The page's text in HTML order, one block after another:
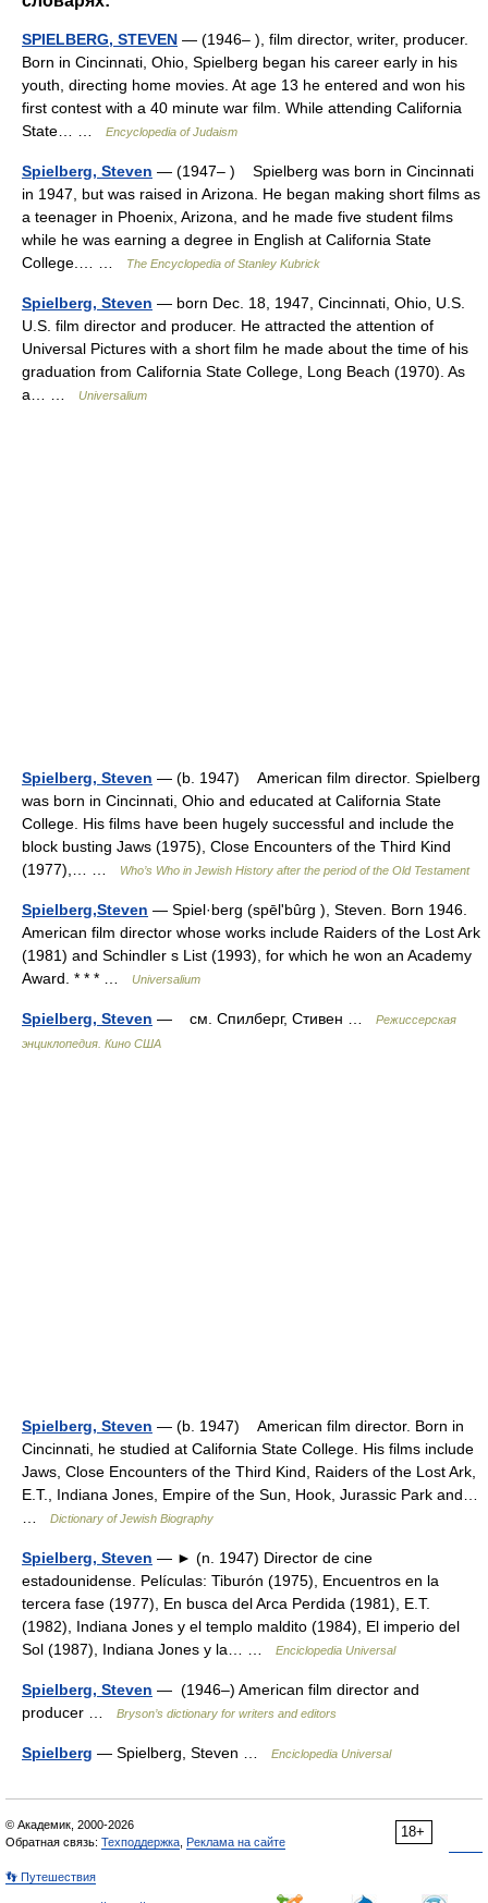
SPIELBERG, STEVEN — (1946– ), film director, writer, producer.
Born in Cincinnati, Ohio, Spielberg began his career early in his
youth, directing home movies. At age 13 he entered and won his
first contest with a 40 minute war film. While attending California
State… …
Encyclopedia of Judaism
Spielberg, Steven — (1947– ) Spielberg was born in Cincinnati
in 1947, but was raised in Arizona. He began making short films as
a teenager in Phoenix, Arizona, and he made five student films
while he was earning a degree in English at California State
College.… …
The Encyclopedia of Stanley Kubrick
Spielberg, Steven — born Dec. 18, 1947, Cincinnati, Ohio, U.S.
U.S. film director and producer. He attracted the attention of
Universal Pictures with a short film he made about the time of his
graduation from California State College, Long Beach (1970). As
a… …
Universalium
Spielberg, Steven — (b. 1947) American film director. Spielberg
was born in Cincinnati, Ohio and educated at California State
College. His films have been hugely successful and include the
block busting Jaws (1975), Close Encounters of the Third Kind
(1977),… …
Who’s Who in Jewish History after the period of the Old Testament
Spielberg,Steven — Spiel·berg (spēlʹbûrg ), Steven. Born 1946.
American film director whose works include Raiders of the Lost Ark
(1981) and Schindler s List (1993), for which he won an Academy
Award. * * * …
Universalium
Spielberg, Steven — см. Спилберг, Стивен …
Режиссерская
энциклопедия. Кино США
Spielberg, Steven — (b. 1947) American film director. Born in
Cincinnati, he studied at California State College. His films include
Jaws, Close Encounters of the Third Kind, Raiders of the Lost Ark,
E.T., Indiana Jones, Empire of the Sun, Hook, Jurassic Park and…
Dictionary of Jewish Biography
Spielberg, Steven — ► (n. 1947) Director de cine
estadounidense. Películas: Tiburón (1975), Encuentros en la
tercera fase (1977), En busca del Arca Perdida (1981), E.T.
(1982), Indiana Jones y el templo maldito (1984), El imperio del
Sol (1987), Indiana Jones y la… …
Enciclopedia Universal
Spielberg, Steven — (1946–) American film director and
producer …
Bryson’s dictionary for writers and editors
Spielberg — Spielberg, Steven … Enciclopedia Universal
18+
© Академик, 2000-2026
Обратная связь: Техподдержка Реклама на сайте
👣 Путешествия